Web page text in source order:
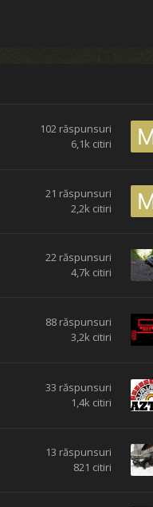
102 răspunsuri
6,1k citiri
21 răspunsuri
2,2k citiri
22 răspunsuri
4,7k citiri
88 răspunsuri
3,2k citiri
33 răspunsuri
1,4k citiri
13 răspunsuri
821 citiri